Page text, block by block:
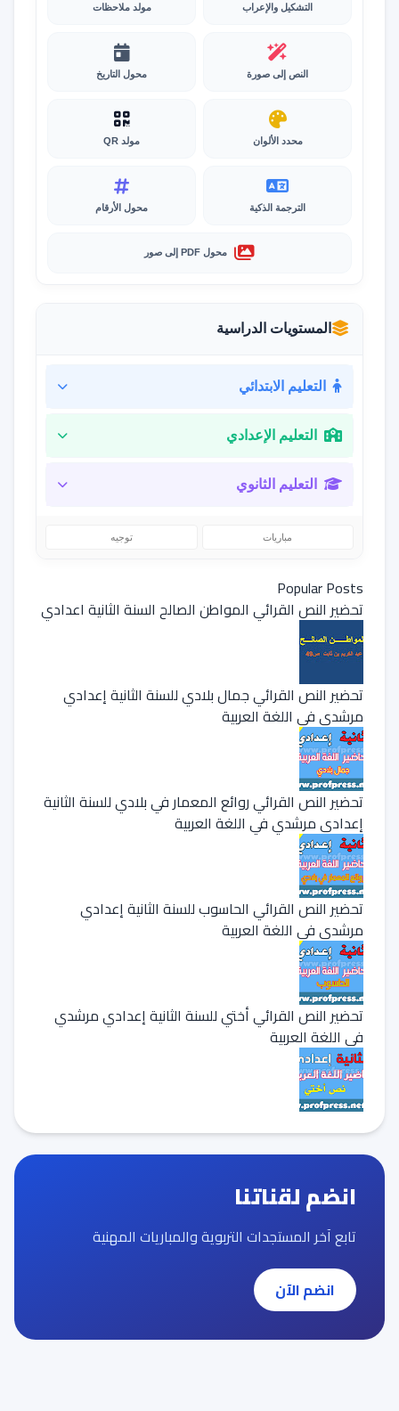
التشكيل والإعراب مولد ملاحظات
النص إلى صورة محول التاريخ
محدد الألوان مولد QR
الترجمة الذكية محول الأرقام
محول PDF إلى صور
المستويات الدراسية
التعليم الابتدائي
التعليم الإعدادي
التعليم الثانوي
مباريات توجيه
Popular Posts
تحضير النص القرائي المواطن الصالح السنة الثانية اعدادي
تحضير النص القرائي جمال بلادي للسنة الثانية إعدادي
مرشدي في اللغة العربية
تحضير النص القرائي روائع المعمار في بلادي للسنة الثانية
إعدادي مرشدي في اللغة العربية
تحضير النص القرائي الحاسوب للسنة الثانية إعدادي
مرشدي في اللغة العربية
تحضير النص القرائي أختي للسنة الثانية إعدادي مرشدي
في اللغة العربية
انضم لقناتنا
تابع آخر المستجدات التربوية والمباريات المهنية
انضم الآن